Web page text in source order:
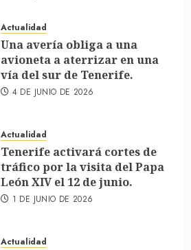
Actualidad
Una avería obliga a una
avioneta a aterrizar en una
vía del sur de Tenerife.
4 DE JUNIO DE 2026
Actualidad
Tenerife activará cortes de
tráfico por la visita del Papa
León XIV el 12 de junio.
1 DE JUNIO DE 2026
Actualidad